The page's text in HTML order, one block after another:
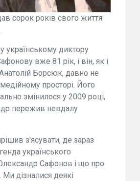
сорок років свого життя
українському диктору
вже 81 рік, і він, як і
Борсюк, давно не
просторі. Його
змінилося у 2009 році,
пережив невдалу
з'ясувати, де зараз
українського
Сафонов і що про
дізналися деякі